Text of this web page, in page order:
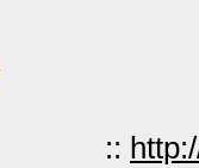
::